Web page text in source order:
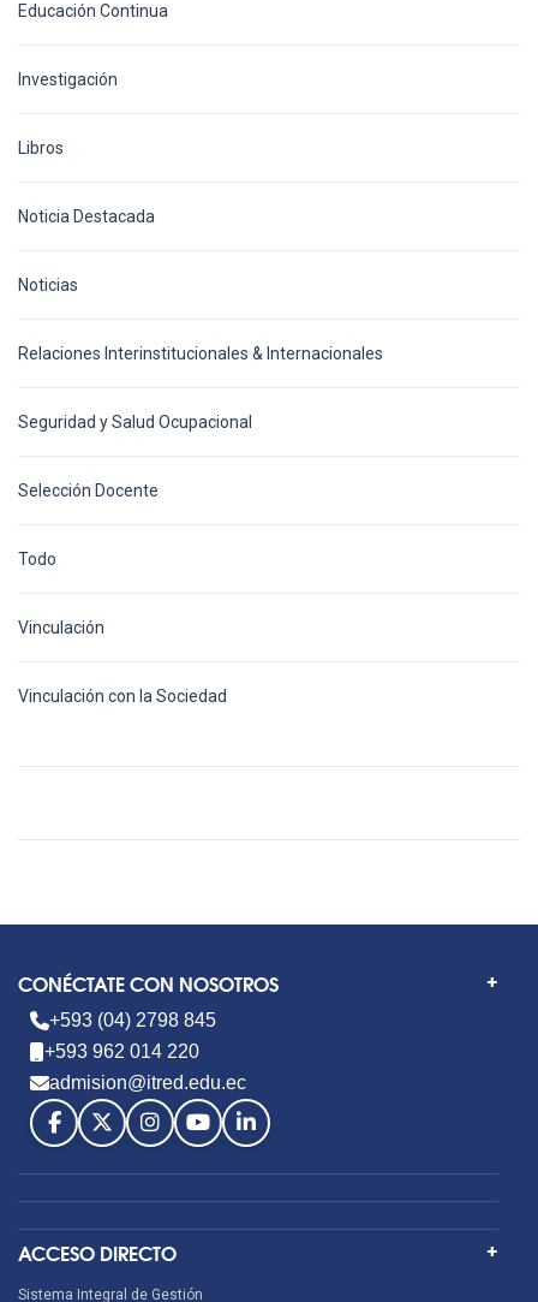
Educación Continua
Investigación
Libros
Noticia Destacada
Noticias
Relaciones Interinstitucionales & Internacionales
Seguridad y Salud Ocupacional
Selección Docente
Todo
Vinculación
Vinculación con la Sociedad
CONÉCTATE CON NOSOTROS
+593 (04) 2798 845
+593 962 014 220
admision@itred.edu.ec
ACCESO DIRECTO
Sistema Integral de Gestión